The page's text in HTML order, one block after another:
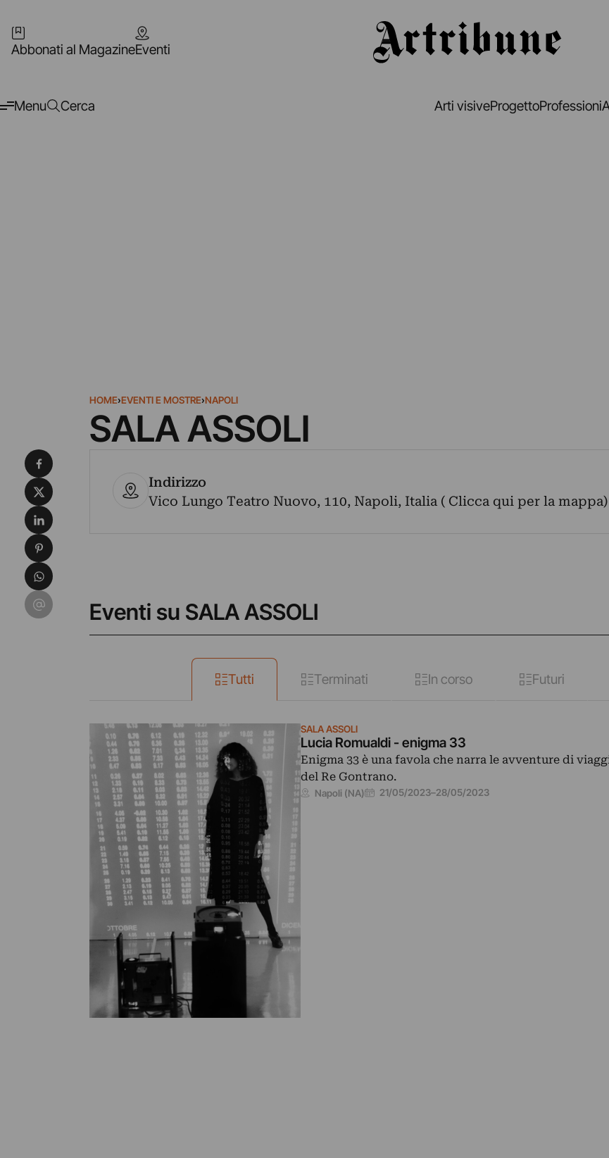
Abbonati al MagazineEventi
Menu Cerca Arti visiveProgettoProfessioni
HOME›EVENTI E MOSTRE›NAPOLI
SALA ASSOLI
Indirizzo
Vico Lungo Teatro Nuovo, 110, Napoli, Italia ( Clicca qui per la mappa)
Eventi su SALA ASSOLI
Tutti Terminati In corso Futuri
SALA ASSOLI
Lucia Romualdi - enigma 33
Enigma 33 è una favola che narra le avventure di
del Re Gontrano.
Napoli (NA) 21/05/2023–28/05/2023
Condividi su Facebook
Condividi su X
Condividi su LinkedIn
Condividi su Pinterest
Condividi su WhatsApp
Condividi su Email